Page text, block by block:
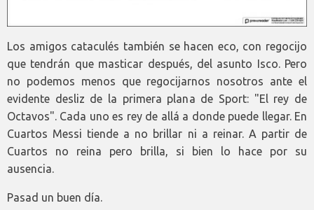
Los amigos cataculés también se hacen eco, con regocijo
que tendrán que masticar después, del asunto Isco. Pero
no podemos menos que regocijarnos nosotros ante el
evidente desliz de la primera plana de Sport: "El rey de
Octavos". Cada uno es rey de allá a donde puede llegar. En
Cuartos Messi tiende a no brillar ni a reinar. A partir de
Cuartos no reina pero brilla, si bien lo hace por su
ausencia.
Pasad un buen día.